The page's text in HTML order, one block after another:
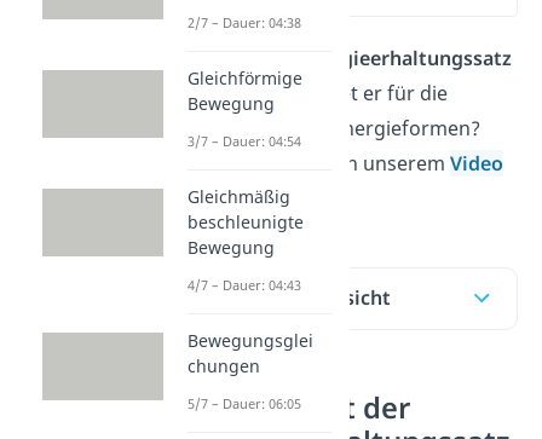
Energieerhaltungssatz
und was bedeutet er für die
verschiedenen Energieformen?
Das erfährst du in unserem Video
und im Beitrag.
Inhaltsübersicht
Was besagt der
2/7 – Dauer: 04:38
Gleichförmige
Bewegung
3/7 – Dauer: 04:54
Gleichmäßig
beschleunigte
Bewegung
4/7 – Dauer: 04:43
Bewegungsglei
chungen
5/7 – Dauer: 06:05